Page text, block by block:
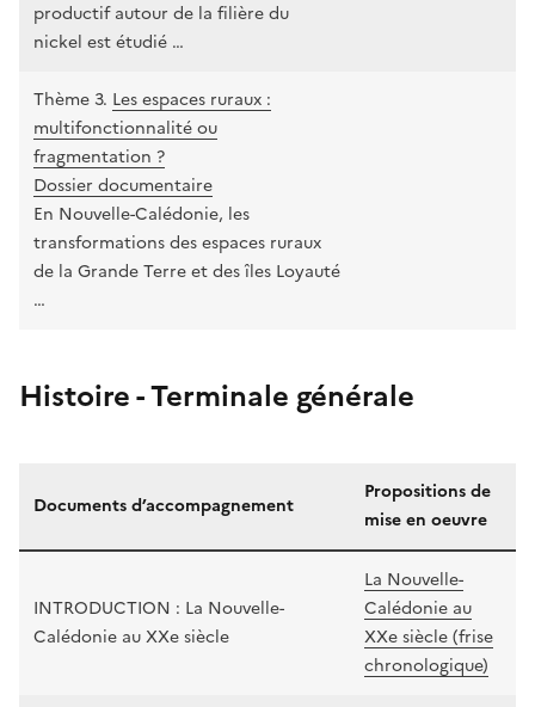
productif autour de la filière du
nickel est étudié …
Thème 3. Les espaces ruraux :
multifonctionnalité ou
fragmentation ?
Dossier documentaire
En Nouvelle-Calédonie, les
transformations des espaces ruraux
de la Grande Terre et des îles Loyauté
…
Histoire - Terminale générale
Documents d’accompagnement
Propositions de
mise en oeuvre
INTRODUCTION : La Nouvelle-
Calédonie au XXe siècle
La Nouvelle-
Calédonie au
XXe siècle (frise
chronologique)